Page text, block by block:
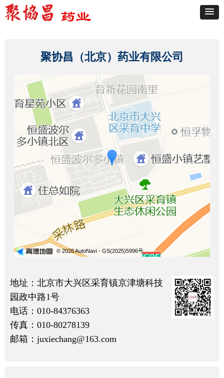
聚协昌（北京）药业有限公司
地址：北京市大兴区采育镇京津塘科技
园政中路1号
电话：010-84376363
传真：010-80278139
邮箱：juxiechang@163.com